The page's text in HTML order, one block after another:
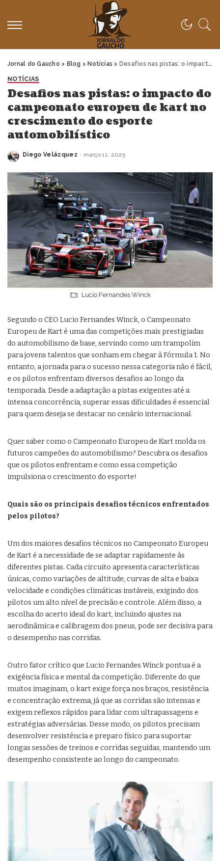
Jornal do Gaucho > Blog > Notícias > Desafios nas pistas: o impacto do campeonato europeu de kart no crescimento do esporte automobilístico
NOTÍCIAS
Desafios nas pistas: o impacto do
campeonato europeu de kart no
crescimento do esporte
automobilístico
Posted
Diego Velázquez março 11, 2025
Lucio Fernandes Winck
Segundo o CEO Lucio Fernandes Winck, o Campeonato
Europeu de Kart é uma das competições mais prestigiadas
do automobilismo de base, servindo como um trampolim
para jovens talentos que sonham em chegar à Fórmula 1. No
entanto, a jornada para o sucesso nessa categoria não é fácil,
e os pilotos enfrentam diversos desafios ao longo da
temporada. Desde a adaptação a pistas exigentes até a
intensa concorrência, superar essas dificuldades é essencial
para quem deseja se destacar no cenário internacional.
Quer saber como o Campeonato Europeu de Kart molda os
futuros campeões do automobilismo? Descubra os desafios
que os pilotos enfrentam e como essa competição
impulsiona o crescimento do esporte!
Quais são os principais desafios técnicos enfrentados
pelos pilotos?
Um dos maiores desafios técnicos no Campeonato Europeu
de Kart é a necessidade de se adaptar rapidamente às
diferentes pistas. Cada circuito apresenta características
únicas, como variações de altitude, curvas de alta e baixa
velocidade e condições climáticas instáveis, exigindo dos
pilotos um alto nível de precisão e controle. Além disso, a
escolha do acerto ideal do kart, incluindo ajustes na
aerodinâmica e calibragem dos pneus, pode ser decisiva para
o desempenho nas corridas.
Outro fator crítico que Lucio Fernandes Winck pontua é a
exigência física e mental da competição. Diferente do que
muitos imaginam, o kart exige força nos braços, resistência
e concentração extrema, já que as corridas são intensas e
exigem reflexos rápidos para lidar com ultrapassagens e
estratégias adversárias. Desse modo, os pilotos precisam
desenvolver resistência e preparo físico para suportar
longas sessões de treinos e corridas seguidas, mantendo um
desempenho consistente ao longo do campeonato.